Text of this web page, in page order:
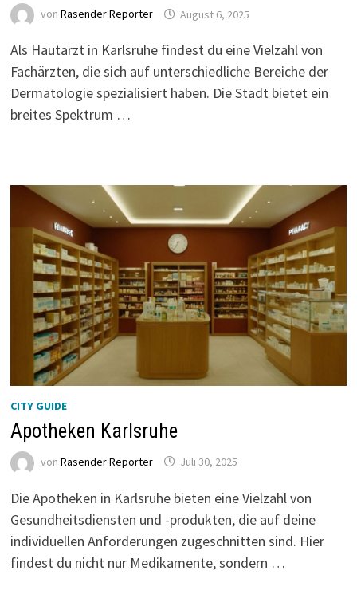
von Rasender Reporter August 6, 2025
Als Hautarzt in Karlsruhe findest du eine Vielzahl von
Fachärzten, die sich auf unterschiedliche Bereiche der
Dermatologie spezialisiert haben. Die Stadt bietet ein
breites Spektrum …
CITY GUIDE
Apotheken Karlsruhe
von Rasender Reporter Juli 30, 2025
Die Apotheken in Karlsruhe bieten eine Vielzahl von
Gesundheitsdiensten und -produkten, die auf deine
individuellen Anforderungen zugeschnitten sind. Hier
findest du nicht nur Medikamente, sondern …